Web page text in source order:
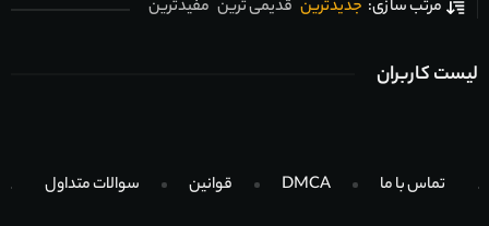
مرتب سازی: جدیدترین قدیمی ترین مفیدترین
لیست کاربران
تماس با ما DMCA قوانین سوالات متداول